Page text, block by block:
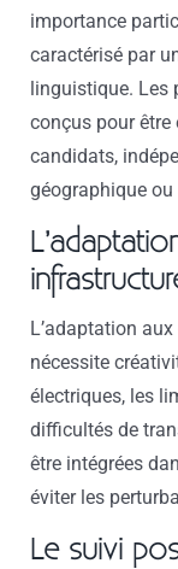
importance
caractérisé par
linguistique. Les
conçus pour
candidats,
géographique ou
L’adaptation
nécessite
électriques, les
difficultés de
être intégrées
éviter les
Le suivi